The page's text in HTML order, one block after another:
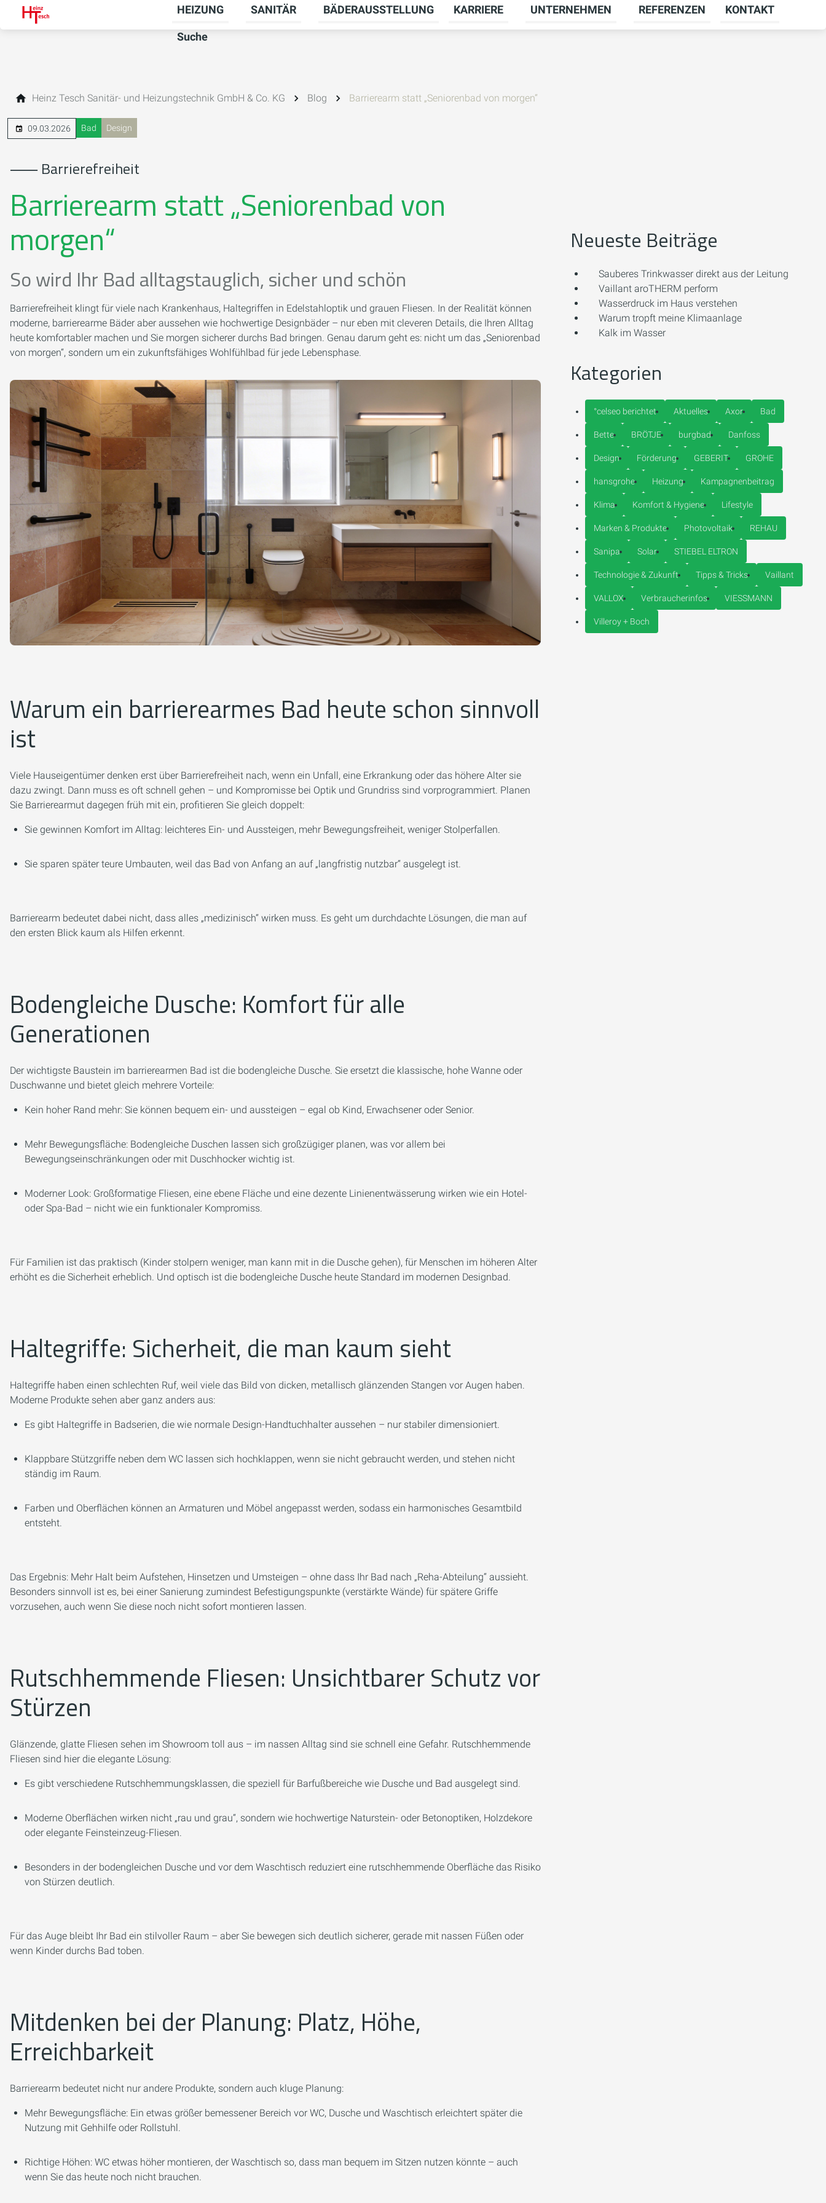
HEIZUNG
Untermenü für HEIZUNG umschalten
SANITÄR
Untermenü für SANITÄR umschalten
BÄDERAUSSTELLUNG KARRIERE
Untermenü für KARRIERE umschalten
UNTERNEHMEN
Untermenü für UNTERNEHMEN
REFERENZEN KONTAKT
Suche
Heinz Tesch Sanitär- und Heizungstechnik GmbH & Co. KG Blog Barrierearm statt „Seniorenbad von morgen“
09.03.2026 Bad Design
⸺ Barrierefreiheit
Barrierearm statt „Seniorenbad von
morgen“
So wird Ihr Bad alltagstauglich, sicher und schön
Barrierefreiheit klingt für viele nach Krankenhaus, Haltegriffen in Edelstahloptik und grauen Fliesen. In der Realität können
moderne, barrierearme Bäder aber aussehen wie hochwertige Designbäder – nur eben mit cleveren Details, die Ihren Alltag
heute komfortabler machen und Sie morgen sicherer durchs Bad bringen. Genau darum geht es: nicht um das „Seniorenbad
von morgen“, sondern um ein zukunftsfähiges Wohlfühlbad für jede Lebensphase.
Warum ein barrierearmes Bad heute schon sinnvoll
ist
Viele Hauseigentümer denken erst über Barrierefreiheit nach, wenn ein Unfall, eine Erkrankung oder das höhere Alter sie
dazu zwingt. Dann muss es oft schnell gehen – und Kompromisse bei Optik und Grundriss sind vorprogrammiert. Planen
Sie Barrierearmut dagegen früh mit ein, profitieren Sie gleich doppelt:
Sie gewinnen Komfort im Alltag: leichteres Ein- und Aussteigen, mehr Bewegungsfreiheit, weniger Stolperfallen.
Sie sparen später teure Umbauten, weil das Bad von Anfang an auf „langfristig nutzbar“ ausgelegt ist.
Barrierearm bedeutet dabei nicht, dass alles „medizinisch“ wirken muss. Es geht um durchdachte Lösungen, die man auf
den ersten Blick kaum als Hilfen erkennt.
Bodengleiche Dusche: Komfort für alle
Generationen
Der wichtigste Baustein im barrierearmen Bad ist die bodengleiche Dusche. Sie ersetzt die klassische, hohe Wanne oder
Duschwanne und bietet gleich mehrere Vorteile:
Kein hoher Rand mehr: Sie können bequem ein- und aussteigen – egal ob Kind, Erwachsener oder Senior.
Mehr Bewegungsfläche: Bodengleiche Duschen lassen sich großzügiger planen, was vor allem bei
Bewegungseinschränkungen oder mit Duschhocker wichtig ist.
Moderner Look: Großformatige Fliesen, eine ebene Fläche und eine dezente Linienentwässerung wirken wie ein Hotel-
oder Spa-Bad – nicht wie ein funktionaler Kompromiss.
Für Familien ist das praktisch (Kinder stolpern weniger, man kann mit in die Dusche gehen), für Menschen im höheren Alter
erhöht es die Sicherheit erheblich. Und optisch ist die bodengleiche Dusche heute Standard im modernen Designbad.
Haltegriffe: Sicherheit, die man kaum sieht
Haltegriffe haben einen schlechten Ruf, weil viele das Bild von dicken, metallisch glänzenden Stangen vor Augen haben.
Moderne Produkte sehen aber ganz anders aus:
Es gibt Haltegriffe in Badserien, die wie normale Design-Handtuchhalter aussehen – nur stabiler dimensioniert.
Klappbare Stützgriffe neben dem WC lassen sich hochklappen, wenn sie nicht gebraucht werden, und stehen nicht
ständig im Raum.
Farben und Oberflächen können an Armaturen und Möbel angepasst werden, sodass ein harmonisches Gesamtbild
entsteht.
Das Ergebnis: Mehr Halt beim Aufstehen, Hinsetzen und Umsteigen – ohne dass Ihr Bad nach „Reha-Abteilung“ aussieht.
Besonders sinnvoll ist es, bei einer Sanierung zumindest Befestigungspunkte (verstärkte Wände) für spätere Griffe
vorzusehen, auch wenn Sie diese noch nicht sofort montieren lassen.
Rutschhemmende Fliesen: Unsichtbarer Schutz vor
Stürzen
Glänzende, glatte Fliesen sehen im Showroom toll aus – im nassen Alltag sind sie schnell eine Gefahr. Rutschhemmende
Fliesen sind hier die elegante Lösung:
Es gibt verschiedene Rutschhemmungsklassen, die speziell für Barfußbereiche wie Dusche und Bad ausgelegt sind.
Moderne Oberflächen wirken nicht „rau und grau“, sondern wie hochwertige Naturstein- oder Betonoptiken, Holzdekore
oder elegante Feinsteinzeug-Fliesen.
Besonders in der bodengleichen Dusche und vor dem Waschtisch reduziert eine rutschhemmende Oberfläche das Risiko
von Stürzen deutlich.
Für das Auge bleibt Ihr Bad ein stilvoller Raum – aber Sie bewegen sich deutlich sicherer, gerade mit nassen Füßen oder
wenn Kinder durchs Bad toben.
Mitdenken bei der Planung: Platz, Höhe,
Erreichbarkeit
Barrierearm bedeutet nicht nur andere Produkte, sondern auch kluge Planung:
Mehr Bewegungsfläche: Ein etwas größer bemessener Bereich vor WC, Dusche und Waschtisch erleichtert später die
Nutzung mit Gehhilfe oder Rollstuhl.
Richtige Höhen: WC etwas höher montieren, der Waschtisch so, dass man bequem im Sitzen nutzen könnte – auch
wenn Sie das heute noch nicht brauchen.
Neueste Beiträge
Sauberes Trinkwasser direkt aus der Leitung
Vaillant aroTHERM perform
Wasserdruck im Haus verstehen
Warum tropft meine Klimaanlage
Kalk im Wasser
Kategorien
°celseo berichtet Aktuelles Axor Bad
Bette BRÖTJE burgbad Danfoss
Design Förderung GEBERIT GROHE
hansgrohe Heizung Kampagnenbeitrag
Klima Komfort & Hygiene Lifestyle
Marken & Produkte Photovoltaik REHAU
Sanipa Solar STIEBEL ELTRON
Technologie & Zukunft Tipps & Tricks Vaillant
VALLOX Verbraucherinfos VIESSMANN
Villeroy + Boch